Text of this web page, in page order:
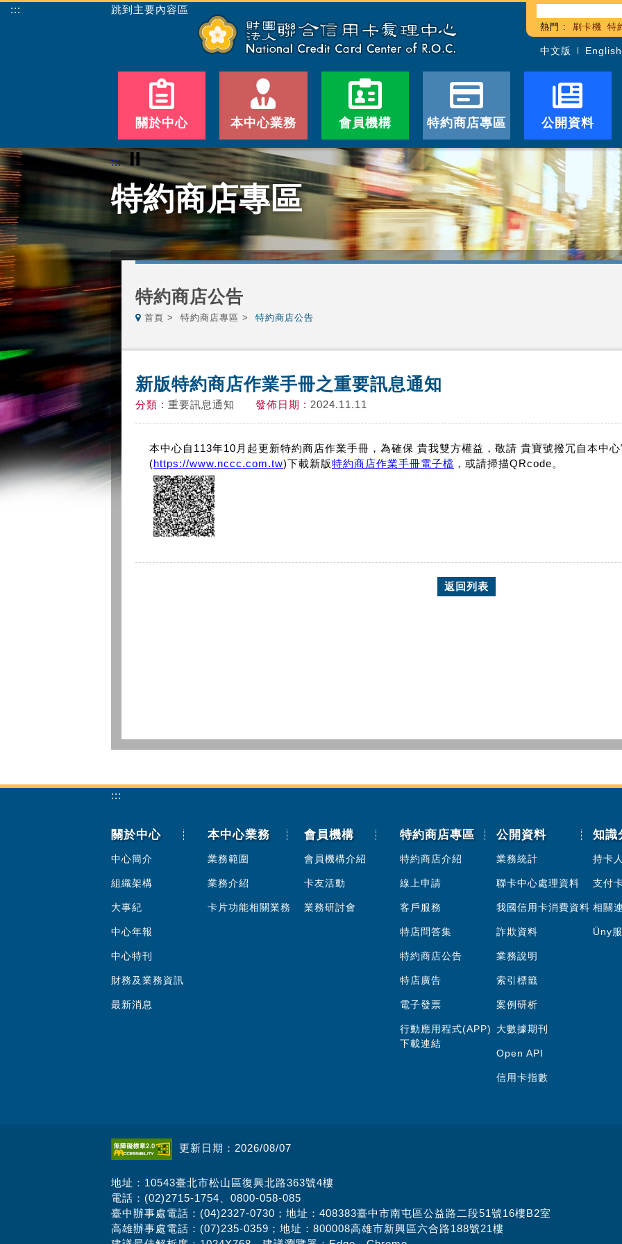
::: 跳到主要內容區
熱門 : 刷卡機 特
中文版 English
關於中心 本中心業務 會員機構 特約商店專區 公開資料
::: ⏸
特約商店專區
特約商店公告
首頁 特約商店專區 特約商店公告
新版特約商店作業手冊之重要訊息通知
分類 : 重要訊息通知 發佈日期 : 2024.11.11
本中心自113年10月起更新特約商店作業手冊，為確保 貴我雙方權益，敬請 貴寶號撥冗自本中
(https://www.nccc.com.tw)下載新版特約商店作業手冊電子檔 ，或請掃描QRcode。
返回列表
:::
關於中心
中心簡介
組織架構
大事紀
中心年報
中心特刊
財務及業務資訊
最新消息
本中心業務
業務範圍
業務介紹
卡片功能相關業務
會員機構
會員機構介紹
卡友活動
業務研討會
特約商店專區
特約商店介紹
線上申請
客戶服務
特店問答集
特約商店公告
特店廣告
電子發票
行動應用程式(APP)
下載連結
公開資料
業務統計
聯卡中心處理資料
我國信用卡消費資料
詐欺資料
業務說明
索引標籤
案例研析
大數據期刊
Open API
信用卡指數
知識
持卡
支付
相關
Üny
更新日期：2026/08/07
地址：10543臺北市松山區復興北路363號4樓
電話：(02)2715-1754、0800-058-085
臺中辦事處電話：(04)2327-0730；地址：408383臺中市南屯區公益路二段51號16樓B2室
高雄辦事處電話：(07)235-0359；地址：800008高雄市新興區六合路188號21樓